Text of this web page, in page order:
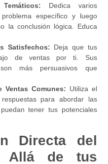
Dedica varios
específico y luego
la conclusión lógica. Educa
Satisfechos: Deja que tus
de ventas por ti. Sus
más persuasivos que
Ventas Comunes: Utiliza el
para abordar las
tener tus potenciales
Directa del
Allá de tus